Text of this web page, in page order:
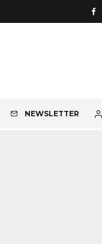
NEWSLETTER